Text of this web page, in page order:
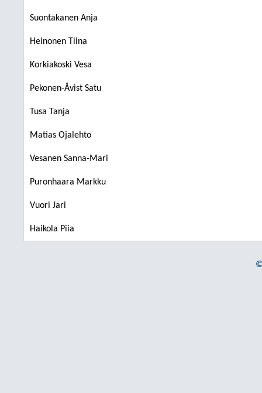
Suontakanen Anja
Heinonen Tiina
Korkiakoski Vesa
Pekonen-Åvist Satu
Tusa Tanja
Matias Ojalehto
Vesanen Sanna-Mari
Puronhaara Markku
Vuori Jari
Haikola Piia